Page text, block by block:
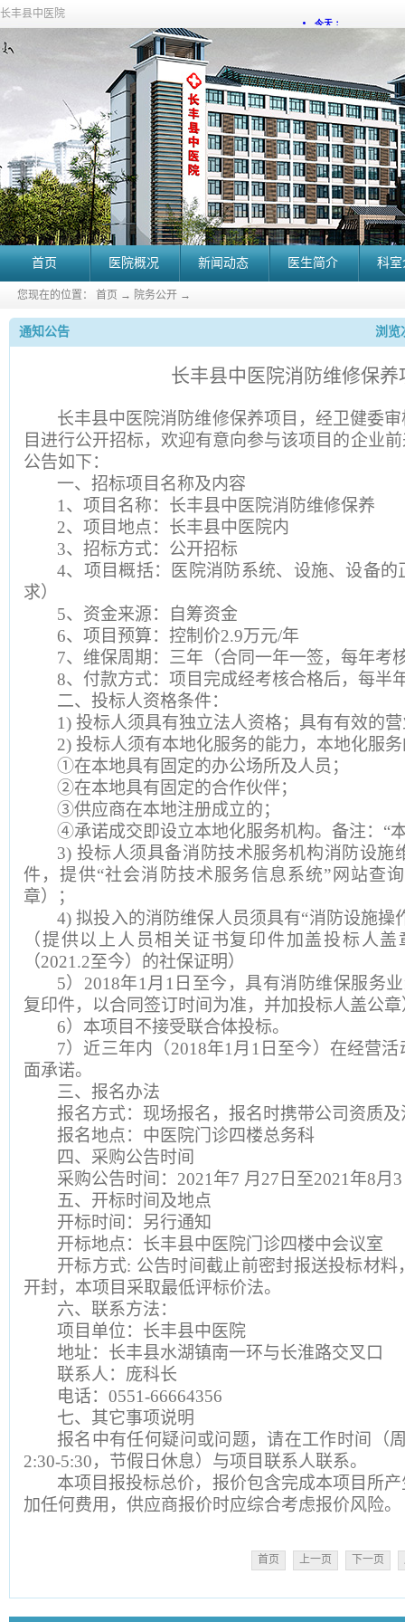
长丰县中医院
首页 医院概况 新闻动态 医生简介 科
您现在的位置： 首页 → 院务公开 →
通知公告 浏览
长丰县中医院消防维修保
长丰县中医院消防维修保养项目，经卫健委
目进行公开招标，欢迎有意向参与该项目的企业
公告如下：
一、招标项目名称及内容
1 、项目名称：长丰县中医院消防维修保养
2、项目地点：长丰县中医院内
3、招标方式：公开招标
4、项目概括：医院消防系统、设施、设备
求）
5、资金来源：自筹资金
6、项目预算：控制价2.9万元/年
7、维保周期：三年（合同一年一签，每年考
8、付款方式：项目完成经考核合格后，每半
二、投标人资格条件：
1) 投标人须具有独立法人资格；具有有效的
2) 投标人须有本地化服务的能力，本地化服
①在本地具有固定的办公场所及人员；
②在本地具有固定的合作伙伴；
③供应商在本地注册成立的；
④承诺成交即设立本地化服务机构。备注：“
3) 投标人须具备消防技术服务机构消防设施
件，提供“社会消防技术服务信息系统”网站查
章）；
4)拟投入的消防维保人员须具有“消防设施操
（提供以上人员相关证书复印件加盖投标人
（2021.2至今）的社保证明）
5）2018年1月1日至今，具有消防维保服务
复印件，以合同签订时间为准，并加投标人盖公
6）本项目不接受联合体投标。
7）近三年内（2018年1月1日至今）在经营
面承诺。
三、报名办法
报名方式：现场报名，报名时携带公司资质
报名地点：中医院门诊四楼总务科
四、采购公告时间
采购公告时间：2021年7 月27日至2021年8月
五、开标时间及地点
开标时间：另行通知
开标地点：长丰县中医院门诊四楼中会议室
开标方式: 公告时间截止前密封报送投标材
开封，本项目采取最低评标价法。
六、联系方法：
项目单位：长丰县中医院
地址：长丰县水湖镇南一环与长淮路交叉口
联系人：庞科长
电话：0551-66664356
七、其它事项说明
报名中有任何疑问或问题，请在工作时间（
2:30-5:30，节假日休息）与项目联系人联系。
本项目报投标总价，报价包含完成本项目所
加任何费用，供应商报价时应综合考虑报价风险。
首页 上一页 下一页